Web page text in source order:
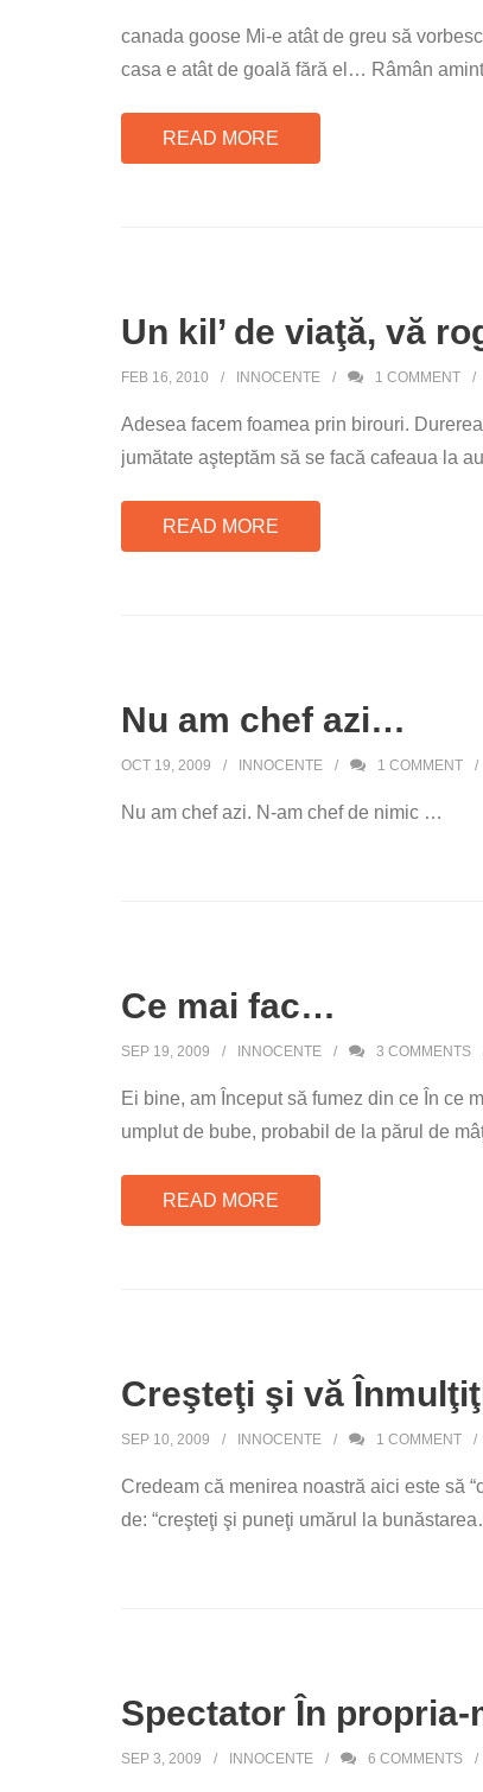
canada goose Mi-e atât de greu să
casa e atât de goală fără el… Râmân
READ MORE
Un kil’ de viaţă, vă
FEB 16, 2010 INNOCENTE 1 COMMENT
Adesea facem foamea prin birouri.
jumătate aşteptăm să se facă cafeaua la
READ MORE
Nu am chef azi…
OCT 19, 2009 INNOCENTE 1 COMMENT
Nu am chef azi. N-am chef de nimic …
Ce mai fac…
SEP 19, 2009 INNOCENTE 3 COMMENTS
Ei bine, am Început să fumez din ce În ce
umplut de bube, probabil de la părul de
READ MORE
Creşteţi şi vă
SEP 10, 2009 INNOCENTE 1 COMMENT
Credeam că menirea noastră aici este să
de: “creşteţi şi puneţi umărul la
Spectator În propria-
SEP 3, 2009 INNOCENTE 6 COMMENTS